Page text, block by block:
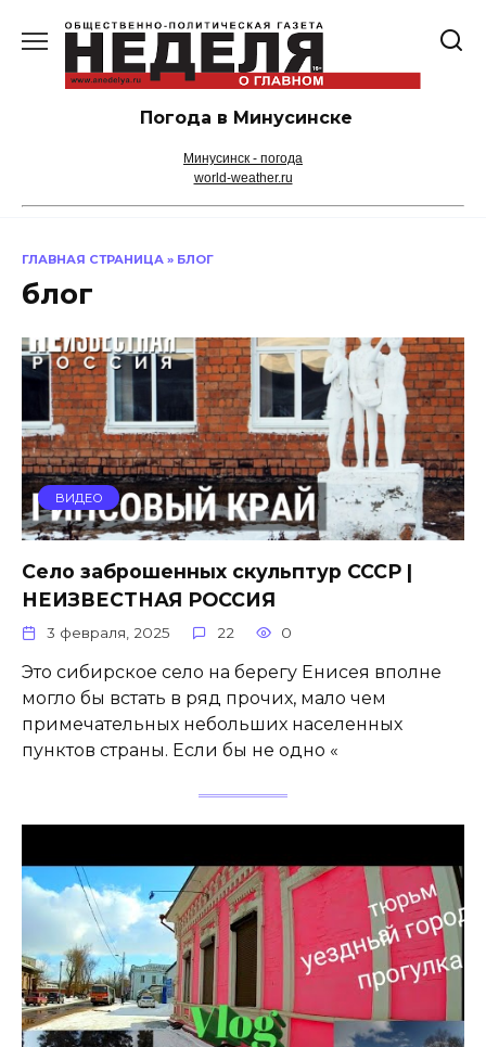
содержанию
Погода в Минусинске
Минусинск - погода
world-weather.ru
ГЛАВНАЯ СТРАНИЦА » БЛОГ
блог
ВИДЕО
Село заброшенных скульптур СССР |
НЕИЗВЕСТНАЯ РОССИЯ
3 февраля, 2025 22 0
Это сибирское село на берегу Енисея вполне
могло бы встать в ряд прочих, мало чем
примечательных небольших населенных
пунктов страны. Если бы не одно «